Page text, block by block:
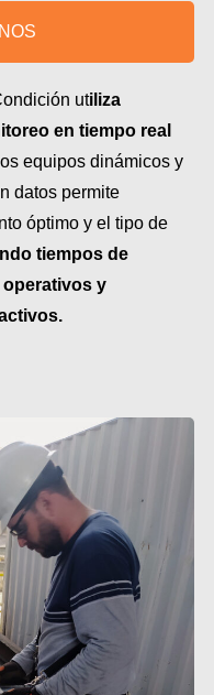
utiliza
en tiempo real
equipos dinámicos y
datos permite
óptimo y el tipo de
tiempos de
y